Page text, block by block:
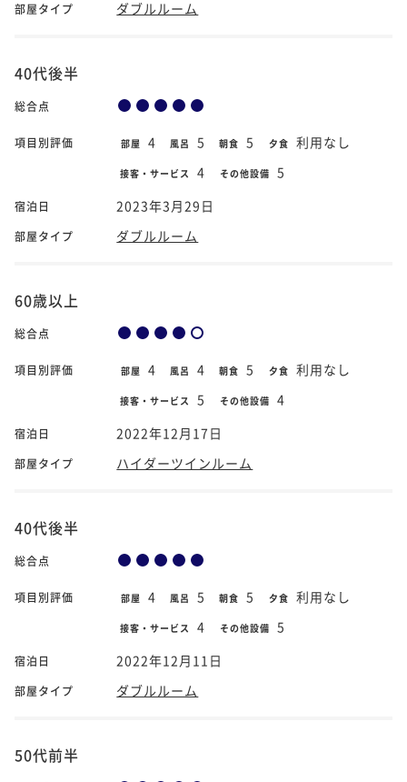
部屋タイプ ダブルルーム
40代後半
総合点
項目別評価 部屋 4 風呂 5 朝食 5 夕食 利用なし
接客・サービス 4 その他設備 5
宿泊日 2023年3月29日
部屋タイプ ダブルルーム
60歳以上
総合点
項目別評価 部屋 4 風呂 4 朝食 5 夕食 利用なし
接客・サービス 5 その他設備 4
宿泊日 2022年12月17日
部屋タイプ ハイダーツインルーム
40代後半
総合点
項目別評価 部屋 4 風呂 5 朝食 5 夕食 利用なし
接客・サービス 4 その他設備 5
宿泊日 2022年12月11日
部屋タイプ ダブルルーム
50代前半